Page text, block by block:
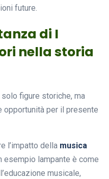
future.
di I
nella storia
figure storiche, ma
opportunità per il presente
l’impatto della musica
esempio lampante è come
musicale,